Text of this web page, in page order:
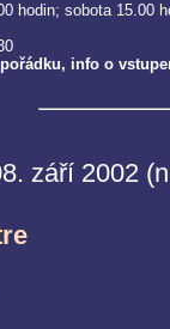
hodin; sobota 15.00
info o
září 2002